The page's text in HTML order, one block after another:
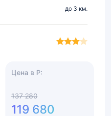
до 3 км.
Цена в Р:
137 280
119 680